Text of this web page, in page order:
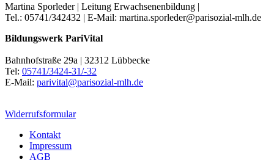
Martina Sporleder | Leitung Erwachsenenbildung |
Tel.: 05741/342432 | E-Mail: martina.sporleder@parisozial-mlh.de
Bildungswerk PariVital
Bahnhofstraße 29a | 32312 Lübbecke
Tel: 05741/3424-31/-32
E-Mail: parivital@parisozial-mlh.de
Widerrufsformular
Kontakt
Impressum
AGB